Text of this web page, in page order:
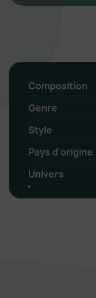
Composition
Genre
Style
Pays d'origine
Univers